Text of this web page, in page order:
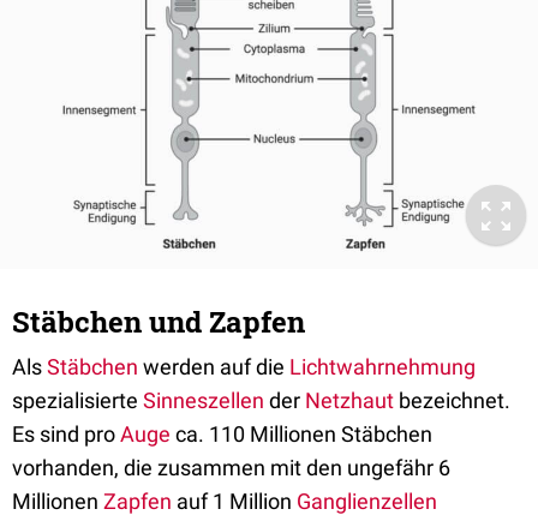
Stäbchen und Zapfen
AlsStäbchen werden auf die Lichtwahrnehmung
spezialisierte Sinneszellen der Netzhaut bezeichnet.
Es sind proAuge ca. 110 Millionen Stäbchen
vorhanden, die zusammen mit den ungefähr 6
Millionen Zapfen auf 1 Million Ganglienzellen